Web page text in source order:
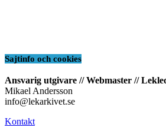
Sajtinfo och cookies
Ansvarig utgivare // Webmaster //
Mikael Andersson
info@lekarkivet.se
Kontakt